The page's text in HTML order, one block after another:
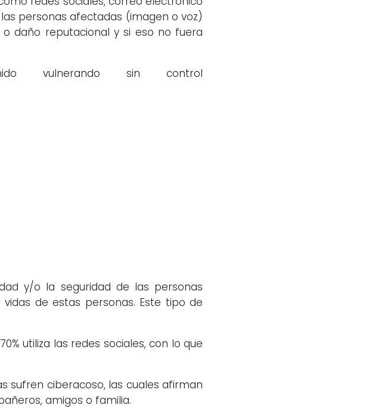
personas afectadas (imagen o voz)
daño reputacional y si eso no fuera
vulnerando sin control
y/o la seguridad de las personas
de estas personas. Este tipo de
utiliza las redes sociales, con lo que
sufren ciberacoso, las cuales afirman
amigos o familia.